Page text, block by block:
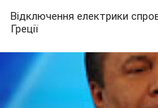
Відключення електрики
Греції